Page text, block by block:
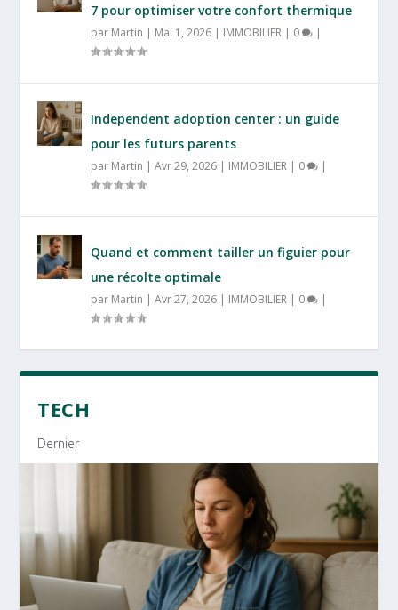
7 pour optimiser votre confort thermique
par Martin | Mai 1, 2026 | IMMOBILIER | 0 |
Independent adoption center : un guide
pour les futurs parents
par Martin |Avr 29, 2026 | IMMOBILIER | 0 |
Quand et comment tailler un figuier pour
une récolte optimale
par Martin |Avr 27, 2026 | IMMOBILIER | 0 |
TECH
Dernier